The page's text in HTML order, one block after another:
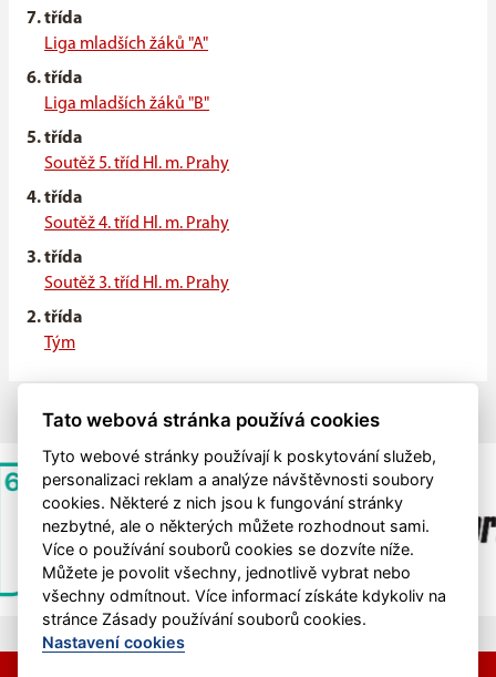
7. třída
Liga mladších žáků "A"
6. třída
Liga mladších žáků "B"
5. třída
Soutěž 5. tříd Hl. m. Prahy
4. třída
Soutěž 4. tříd Hl. m. Prahy
3. třída
Soutěž 3. tříd Hl. m. Prahy
2. třída
Tým
Tato webová stránka používá cookies
Tyto webové stránky používají k poskytování služeb,
personalizaci reklam a analýze návštěvnosti soubory
cookies. Některé z nich jsou k fungování stránky
nezbytné, ale o některých můžete rozhodnout sami.
Více o používání souborů cookies se dozvíte níže.
Můžete je povolit všechny, jednotlivě vybrat nebo
všechny odmítnout. Více informací získáte kdykoliv na
stránce Zásady používání souborů cookies.
Nastavení cookies